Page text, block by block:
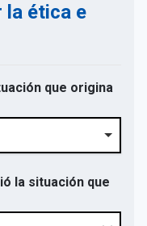
la ética e
que origina
la situación que